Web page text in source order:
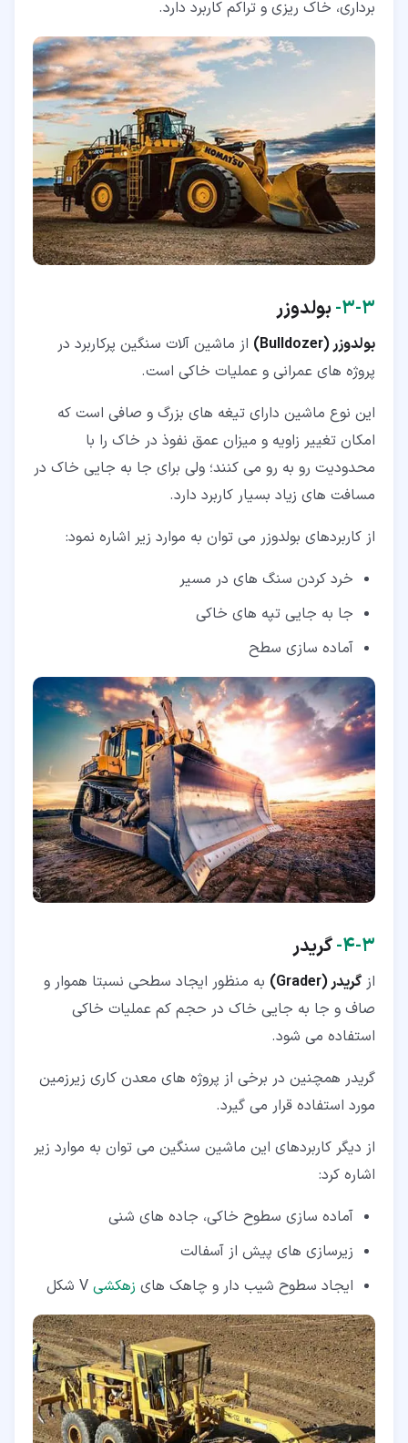
برداری، خاک ریزی و تراکم کاربرد دارد.
۳‏-‏۳‏- بولدوزر
بولدوزر (Bulldozer)
از ماشین آلات سنگین پرکاربرد در
پروژه های عمرانی و عملیات خاکی است.
این نوع ماشین دارای تیغه های بزرگ و صافی است که
امکان تغییر زاویه و میزان عمق نفوذ در خاک را با
محدودیت رو به رو می کنند؛ ولی برای جا به جایی خاک در
مسافت های زیاد بسیار کاربرد دارد.
از کاربردهای بولدوزر می توان به موارد زیر اشاره نمود:
خرد کردن سنگ های در مسیر
جا به جایی تپه های خاکی
آماده سازی سطح
۳‏-‏۴‏- گریدر
از گریدر (Grader)
به منظور ایجاد سطحی نسبتا هموار و
صاف و جا به جایی خاک در حجم کم عملیات خاکی
استفاده می شود.
گریدر همچنین در برخی از پروژه های معدن کاری زیرزمین
مورد استفاده قرار می گیرد.
از دیگر کاربردهای این ماشین سنگین می توان به موارد زیر
اشاره کرد:
آماده سازی سطوح خاکی، جاده های شنی
زیرسازی های پیش از آسفالت
ایجاد سطوح شیب دار و چاهک های زهکشی